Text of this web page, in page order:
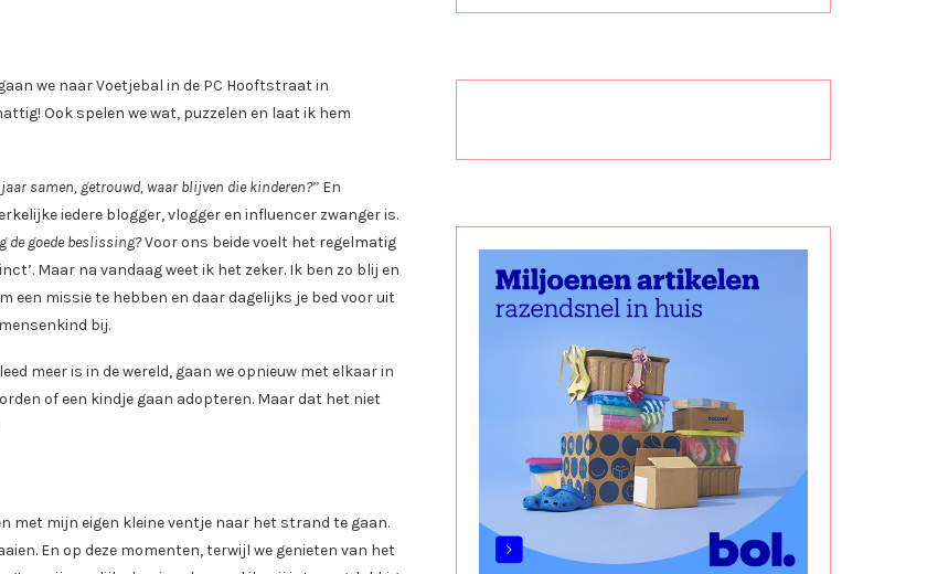
we naar Voetjebal in de PC Hooftstraat in
Ook spelen we wat, puzzelen en laat ik hem
samen, getrouwd, waar blijven die kinderen?’’ En
iedere blogger, vlogger en influencer zwanger is.
de goede beslissing?Voor ons beide voelt het regelmatig
Maar na vandaag weet ik het zeker. Ik ben zo blij en
een missie te hebben en daar dagelijks je bed voor uit
bij.
meer is in de wereld, gaan we opnieuw met elkaar in
of een kindje gaan adopteren. Maar dat het niet
met mijn eigen kleine ventje naar het strand te gaan.
En op deze momenten, terwijl we genieten van het